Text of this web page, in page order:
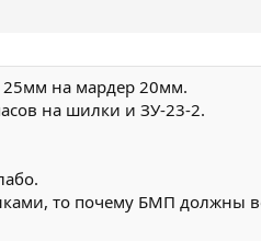
25мм на мардер 20мм.
на шилки и ЗУ-23-2.
то почему БМП должны